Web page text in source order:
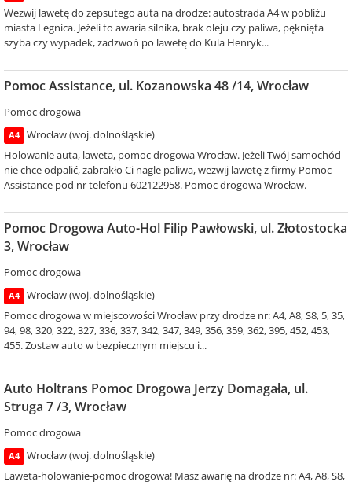
Wezwij lawetę do zepsutego auta na drodze: autostrada A4 w pobliżu
miasta Legnica. Jeżeli to awaria silnika, brak oleju czy paliwa, pęknięta
szyba czy wypadek, zadzwoń po lawetę do Kula Henryk...
Pomoc Assistance, ul. Kozanowska 48 /14, Wrocław
Pomoc drogowa
A4
Wrocław (woj. dolnośląskie)
Holowanie auta, laweta, pomoc drogowa Wrocław. Jeżeli Twój samochód
nie chce odpalić, zabrakło Ci nagle paliwa, wezwij lawetę z firmy Pomoc
Assistance pod nr telefonu 602122958. Pomoc drogowa Wrocław.
Pomoc Drogowa Auto-Hol Filip Pawłowski, ul. Złotostocka
3, Wrocław
Pomoc drogowa
A4
Wrocław (woj. dolnośląskie)
Pomoc drogowa w miejscowości Wrocław przy drodze nr: A4, A8, S8, 5, 35,
94, 98, 320, 322, 327, 336, 337, 342, 347, 349, 356, 359, 362, 395, 452, 453,
455. Zostaw auto w bezpiecznym miejscu i...
Auto Holtrans Pomoc Drogowa Jerzy Domagała, ul.
Struga 7 /3, Wrocław
Pomoc drogowa
A4
Wrocław (woj. dolnośląskie)
Laweta-holowanie-pomoc drogowa! Masz awarię na drodze nr: A4, A8, S8,